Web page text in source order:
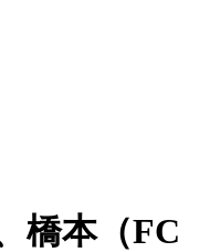
橋本（FC